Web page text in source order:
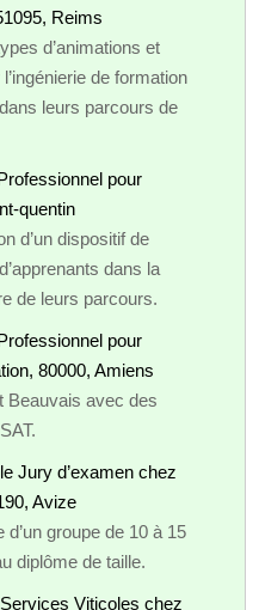
Reims
d’animations et
de formation
leurs parcours de
pour
quentin
d’un dispositif de
dans la
de leurs parcours.
pour
80000, Amiens
Beauvais avec des
Jury d’examen chez
Avize
groupe de 10 à 15
diplôme de taille.
Viticoles chez